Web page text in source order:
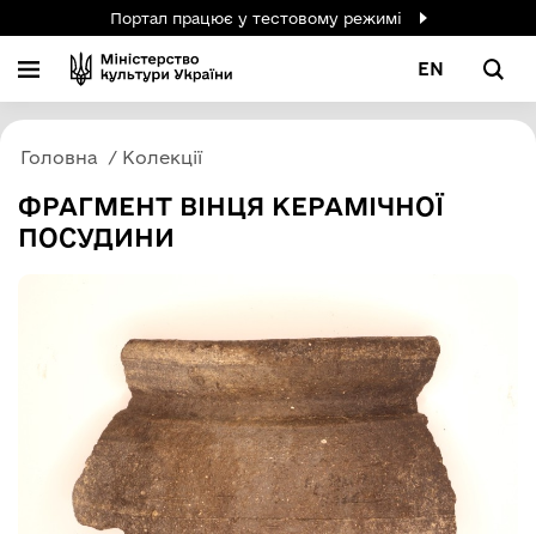
Портал працює у тестовому режимі
EN
Головна Колекції
ФРАГМЕНТ ВІНЦЯ КЕРАМІЧНОЇ
ПОСУДИНИ